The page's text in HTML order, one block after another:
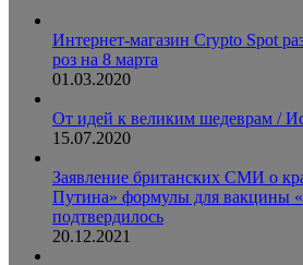
Интернет-магазин Crypto Spot
роз на 8 марта
01.03.2020
От идей к великим шедеврам /
15.07.2020
Заявление британских СМИ о
Путина» формулы для вакцины
подтвердилось
20.12.2021